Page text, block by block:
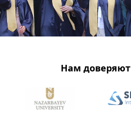
Нам доверяют